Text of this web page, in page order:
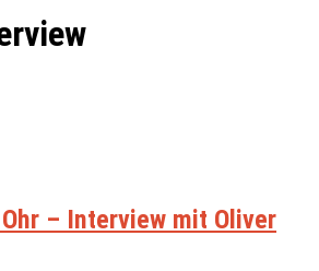
– Interview mit Oliver